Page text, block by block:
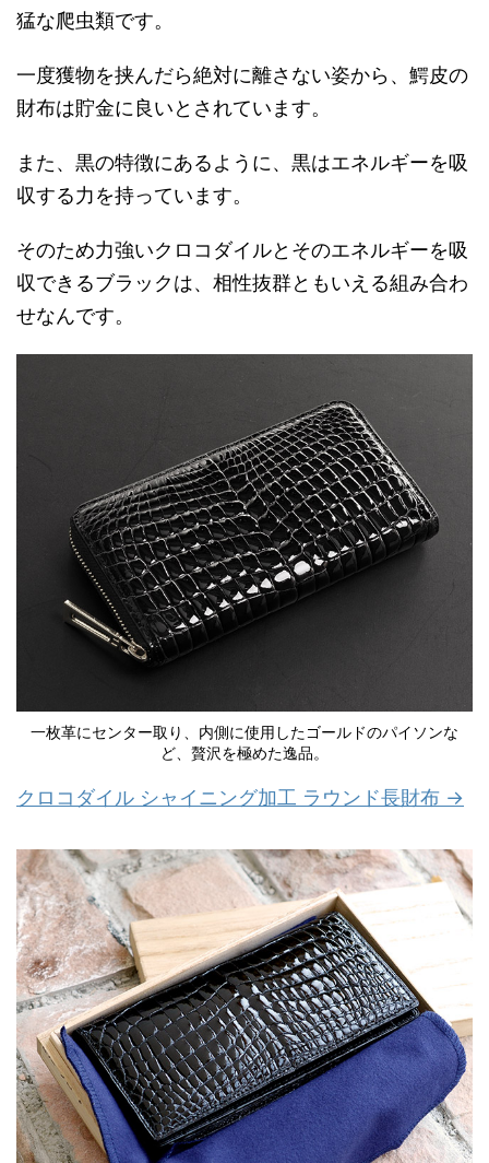
猛な爬虫類です。
一度獲物を挟んだら絶対に離さない姿から、鰐皮の
財布は貯金に良いとされています。
また、黒の特徴にあるように、黒はエネルギーを吸
収する力を持っています。
そのため力強いクロコダイルとそのエネルギーを吸
収できるブラックは、相性抜群ともいえる組み合わ
せなんです。
一枚革にセンター取り、内側に使用したゴールドのパイソンな
ど、贅沢を極めた逸品。
クロコダイル シャイニング加工 ラウンド長財布 →